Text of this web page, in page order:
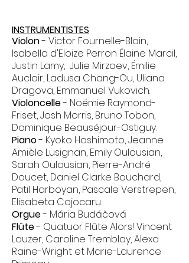
INSTRUMENTISTES
Violon- Victor Fournelle-Blain,
Isabella d'Eloize Perron Élaine Marcil,
Justin Lamy, Julie Mirzoev, Émilie
Auclair, Ladusa Chang-Ou, Uliana
Dragova, Emmanuel Vukovich.
Violoncelle- Noémie Raymond-
Friset, Josh Morris, Bruno Tobon,
Dominique Beauséjour-Ostiguy.
Piano- Kyoko Hashimoto, Jeanne
Amièle Lusignan, Emily Oulousian,
Sarah Oulousian, Pierre-André
Doucet, Daniel Clarke Bouchard,
Patil Harboyan, Pascale Verstrepen,
Elisabeta Cojocaru.
Orgue- Mária Budáčová
Flûte- Quatuor Flûte Alors! Vincent
Lauzer, Caroline Tremblay,Alexa
Raine-Wright et Marie-Laurence